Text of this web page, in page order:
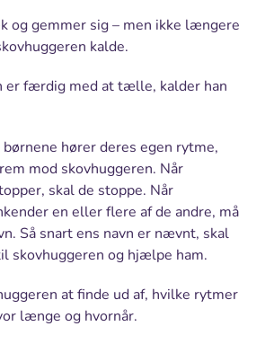
og gemmer sig – men ikke længere
kalde.
er færdig med at tælle, kalder han
børnene hører deres egen rytme,
mod skovhuggeren. Når
skal de stoppe. Når
en eller flere af de andre, må
Så snart ens navn er nævnt, skal
skovhuggeren og hjælpe ham.
at finde ud af, hvilke rytmer
længe og hvornår.